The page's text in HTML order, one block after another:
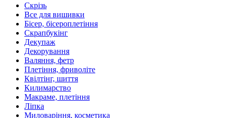
Скрізь
Все для вишивки
Бісер, бісероплетіння
Скрапбукінг
Декупаж
Декорування
Валяння, фетр
Плетіння, фриволіте
Квілтінг, шиття
Килимарство
Макраме, плетіння
Ліпка
Миловаріння, косметика